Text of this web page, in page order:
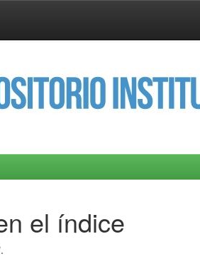
el índice